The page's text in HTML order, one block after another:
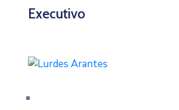
Executivo